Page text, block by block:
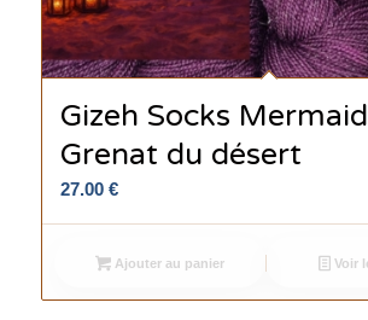
Gizeh Socks
Grenat du désert
27.00 €
Ajouter au panier Voir